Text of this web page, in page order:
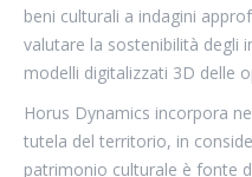
beni culturali a indagini
valutare la sostenibilità degli
modelli digitalizzati 3D delle
Horus Dynamics incorpora
tutela del territorio, in
patrimonio culturale è fonte